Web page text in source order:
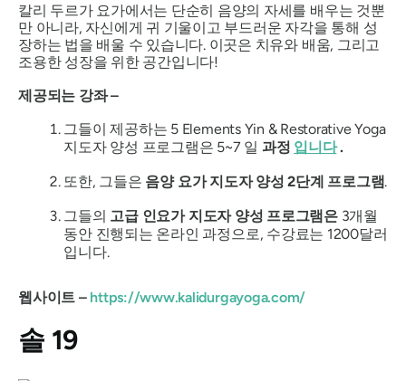
칼리 두르가 요가에서는 단순히 음양의 자세를 배우는 것뿐
만 아니라, 자신에게 귀 기울이고 부드러운 자각을 통해 성
장하는 법을 배울 수 있습니다. 이곳은 치유와 배움, 그리고
조용한 성장을 위한 공간입니다!
제공되는 강좌 –
그들이 제공하는 5 Elements Yin & Restorative Yoga
지도자 양성 프로그램은 5~7 일 과정 입니다.
또한, 그들은 음양 요가 지도자 양성 2단계 프로그램.
그들의 고급 인요가 지도자 양성 프로그램은 3개월
동안 진행되는 온라인 과정으로, 수강료는 1200달러
입니다.
웹사이트 – https://www.kalidurgayoga.com/
솔 19